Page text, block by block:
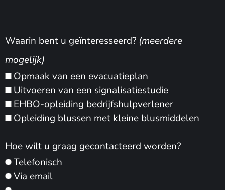
Waarin bent u geïnteresseerd? (meerdere
mogelijk)
Opmaak van een evacuatieplan
Uitvoeren van een signalisatiestudie
EHBO-opleiding bedrijfshulpverlener
Opleiding blussen met kleine blusmiddelen
Hoe wilt u graag gecontacteerd worden?
Telefonisch
Via email